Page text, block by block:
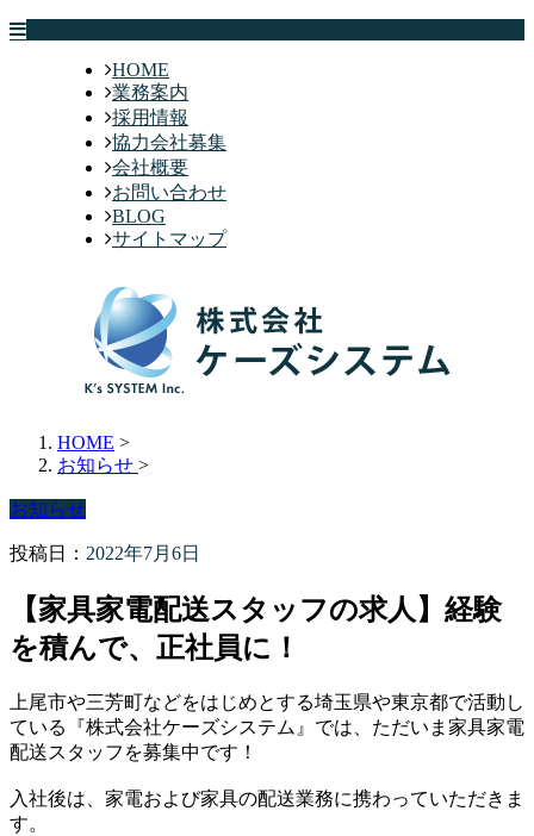
HOME
業務案内
採用情報
協力会社募集
会社概要
お問い合わせ
BLOG
サイトマップ
HOME >
お知らせ >
お知らせ
投稿日： 2022年7月6日
【家具家電配送スタッフの求人】経験
を積んで、正社員に！
上尾市や三芳町などをはじめとする埼玉県や東京都で活動し
ている『株式会社ケーズシステム』では、ただいま家具家電
配送スタッフを募集中です！
入社後は、家電および家具の配送業務に携わっていただきま
す。